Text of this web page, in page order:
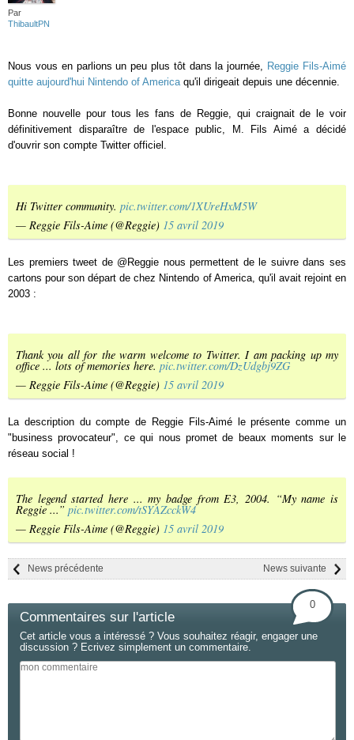
Par
ThibaultPN
Nous vous en parlions un peu plus tôt dans la journée, Reggie Fils-Aimé
quitte aujourd'hui Nintendo of Americaqu'il dirigeait depuis une décennie.
Bonne nouvelle pour tous les fans de Reggie, qui craignait de le voir
définitivement disparaître de l'espace public, M. Fils Aimé a décidé
d'ouvrir son compte Twitter officiel.
Hi Twitter community. pic.twitter.com/1XUreHxM5W
— Reggie Fils-Aime (@Reggie) 15 avril 2019
Les premiers tweet de @Reggie nous permettent de le suivre dans ses
cartons pour son départ de chez Nintendo of America, qu'il avait rejoint en
2003 :
Thank you all for the warm welcome to Twitter. I am packing up my
office ... lots of memories here. pic.twitter.com/DzUdgbj9ZG
— Reggie Fils-Aime (@Reggie) 15 avril 2019
La description du compte de Reggie Fils-Aimé le présente comme un
"business provocateur", ce qui nous promet de beaux moments sur le
réseau social !
The legend started here ... my badge from E3, 2004. “My name is
Reggie ...” pic.twitter.com/tSYAZcckW4
— Reggie Fils-Aime (@Reggie) 15 avril 2019
News suivante
News précédente
Commentaires sur l'article
0
Cet article vous a intéressé ? Vous souhaitez réagir, engager une
discussion ? Ecrivez simplement un commentaire.